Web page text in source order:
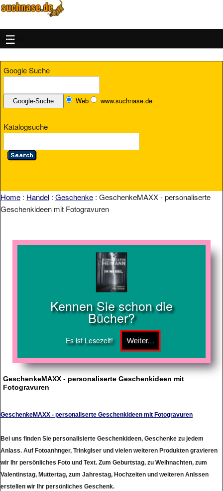
MENU
Google Suche
Web www.suchnase.de
Katalogsuche
Home : Handel : Geschenke : GeschenkeMAXX - personaliserte
Geschenkideen mit Fotogravuren
Kennen Sie schon die
Bücher?
Es ist Lesezeit!
GeschenkeMAXX - personaliserte Geschenkideen mit
Fotogravuren
GeschenkeMAXX - personaliserte Geschenkideen mit Fotogravuren
Bei uns finden Sie personalisierte Geschenkideen, Geschenke zu jedem
Anlass. Auf Fotoanhnger, Trinkglser und vielen weiteren Produkten gravieren
wir Ihr persönliches Foto und Text. Zum Geburtstag, zu Weihnachten, zum
Valentinstag, Muttertag, zum Jahrestag, Hochzeiten und weiteren Anlssen
erstellen wir Ihr persönliches Geschenk.